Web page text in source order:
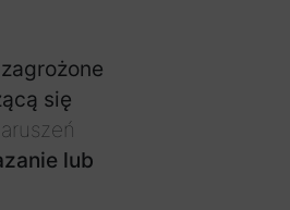
się
lub